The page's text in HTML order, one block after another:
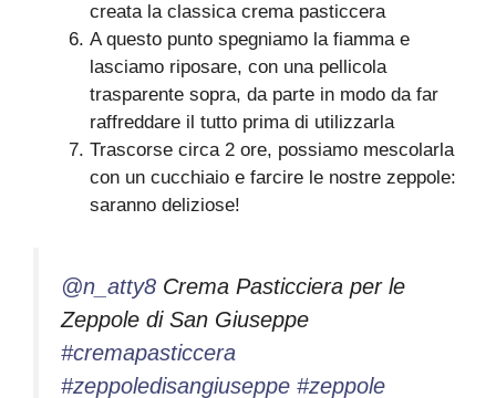
creata la classica crema pasticcera
A questo punto spegniamo la fiamma e
lasciamo riposare, con una pellicola
trasparente sopra, da parte in modo da far
raffreddare il tutto prima di utilizzarla
Trascorse circa 2 ore, possiamo mescolarla
con un cucchiaio e farcire le nostre zeppole:
saranno deliziose!
@n_atty8 Crema Pasticciera per le
Zeppole di San Giuseppe
#cremapasticcera
#zeppoledisangiuseppe #zeppole